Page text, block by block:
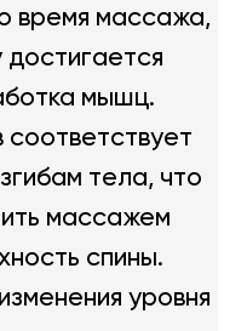
время массажа,
мышц.
тела, что
массажем
спины.
уровня